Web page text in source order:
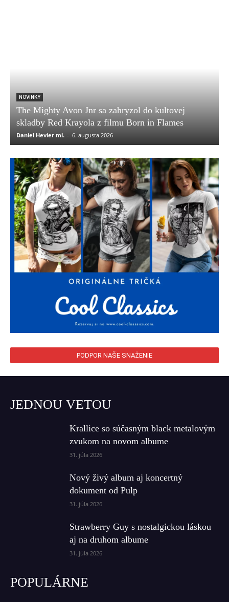
NOVINKY
The Mighty Avon Jnr sa zahryzol do kultovej
skladby Red Krayola z filmu Born in Flames
Daniel Hevier ml. - 6. augusta 2026
PODPOR NAŠE SNAŽENIE
JEDNOU VETOU
Krallice so súčasným black metalovým
zvukom na novom albume
31. júla 2026
Nový živý album aj koncertný
dokument od Pulp
31. júla 2026
Strawberry Guy s nostalgickou láskou
aj na druhom albume
31. júla 2026
POPULÁRNE